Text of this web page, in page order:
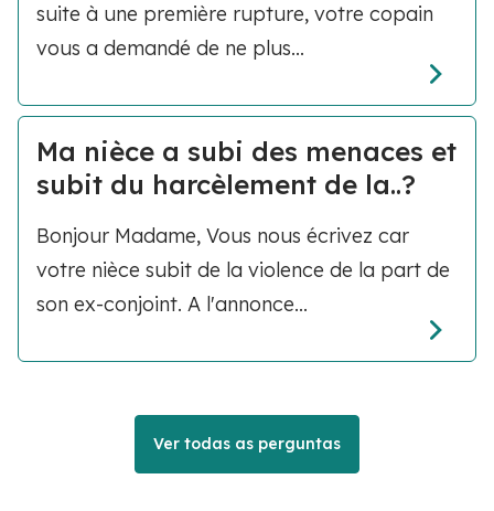
suite à une première rupture, votre copain
vous a demandé de ne plus...
Ma nièce a subi des menaces et
subit du harcèlement de la..?
Bonjour Madame, Vous nous écrivez car
votre nièce subit de la violence de la part de
son ex-conjoint. A l'annonce...
Ver todas as perguntas